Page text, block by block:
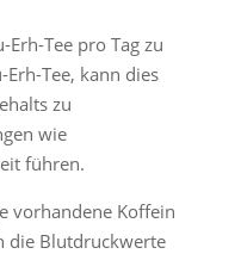
Erh-Tee pro Tag zu
Tee, kann dies
zu
wie
führen.
vorhandene Koffein
die Blutdruckwerte